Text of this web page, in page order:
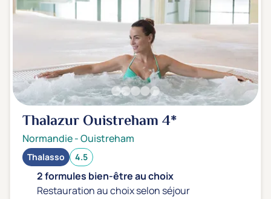
Thalazur Ouistreham4*
Normandie-Ouistreham
Thalasso 4.5
2 formules bien-être au choix
Restauration au choix selon séjour